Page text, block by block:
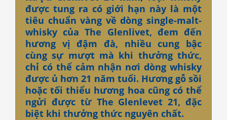
được tung ra có giới hạn này là một
tiêu chuẩn vàng về dòng single-malt-
whisky của The Glenlivet, đem đến
hương vị đậm đà, nhiều cung bậc
cùng sự mượt mà khi thưởng thức,
chỉ có thể cảm nhận nơi dòng whisky
được ủ hơn 21 năm tuổi. Hương gỗ sồi
hoặc tối thiểu hương hoa cũng có thể
ngửi được từ The Glenlevet 21, đặc
biệt khi thưởng thức nguyên chất.